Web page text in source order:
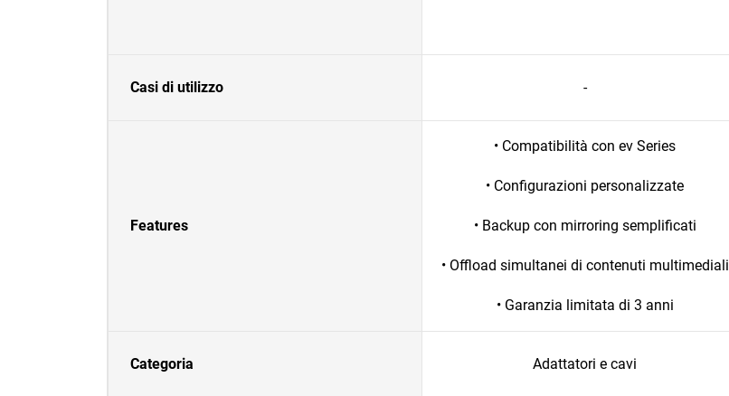
Casi di utilizzo -
Features
• Compatibilità con ev Series
• Configurazioni personalizzate
• Backup con mirroring semplificati
• Offload simultanei di contenuti multimediali
• Garanzia limitata di 3 anni
Categoria Adattatori e cavi